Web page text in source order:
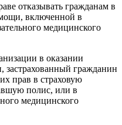
отказывать гражданам в
включенной в
медицинского
в оказании
гражданин
прав в страховую
полис, или в
медицинского